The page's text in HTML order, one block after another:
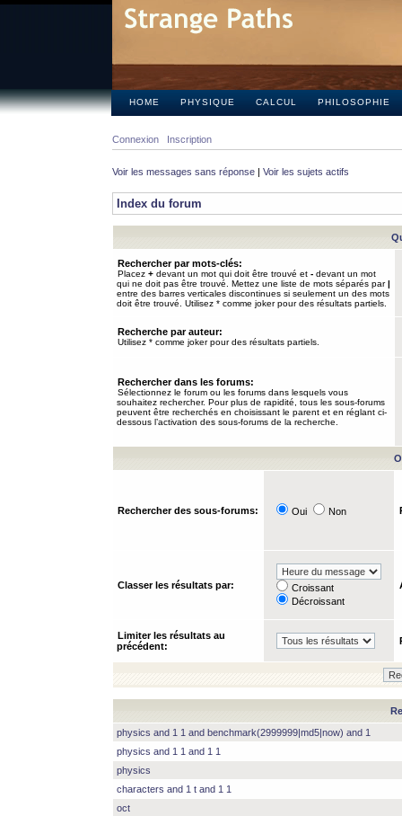
HOME PHYSIQUE CALCUL PHILOSOPHIE
Connexion Inscription
Voir les messages sans réponse | Voir les sujets actifs
Index du forum
Rechercher par mots-clés:
Placez + devant un mot qui doit être trouvé et - devant un mot
qui ne doit pas être trouvé. Mettez une liste de mots séparés par|
entre des barres verticales discontinues si seulement un des mots
doit être trouvé. Utilisez * comme joker pour des résultats partiels.
Recherche par auteur:
Utilisez * comme joker pour des résultats partiels.
Rechercher dans les forums:
Sélectionnez le forum ou les forums dans lesquels vous
souhaitez rechercher. Pour plus de rapidité, tous les sous-forums
peuvent être recherchés en choisissant le parent et en réglant ci-
dessous l’activation des sous-forums de la recherche.
Rechercher des sous-forums: Oui Non
Classer les résultats par:
Croissant
Décroissant
Limiter les résultats au
précédent:
physics and 1 1 and benchmark(2999999|md5|now) and 1
physics and 1 1 and 1 1
physics
characters and 1 t and 1 1
oct